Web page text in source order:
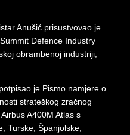
Anušić prisustvovao je
Defence Industry
obrambenoj industriji,
je Pismo namjere o
strateškog zračnog
A400M Atlas s
Turske, Španjolske,